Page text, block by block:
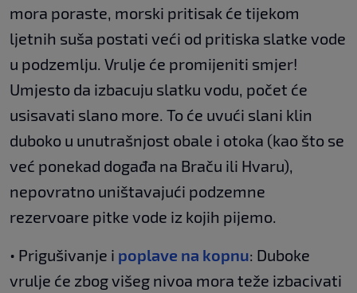
mora poraste, morski pritisak će tijekom
ljetnih suša postati veći od pritiska slatke vode
u podzemlju. Vrulje će promijeniti smjer!
Umjesto da izbacuju slatku vodu, počet će
usisavati slano more. To će uvući slani klin
duboko u unutrašnjost obale i otoka (kao što se
već ponekad događa na Braču ili Hvaru),
nepovratno uništavajući podzemne
rezervoare pitke vode iz kojih pijemo.
• Prigušivanje i poplave na kopnu: Duboke
vrulje će zbog višeg nivoa mora teže izbacivati